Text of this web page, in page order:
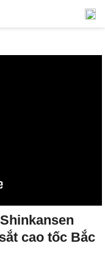
cao tốc Bắc